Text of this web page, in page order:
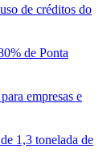
de créditos do
de Ponta
empresas e
1,3 tonelada de